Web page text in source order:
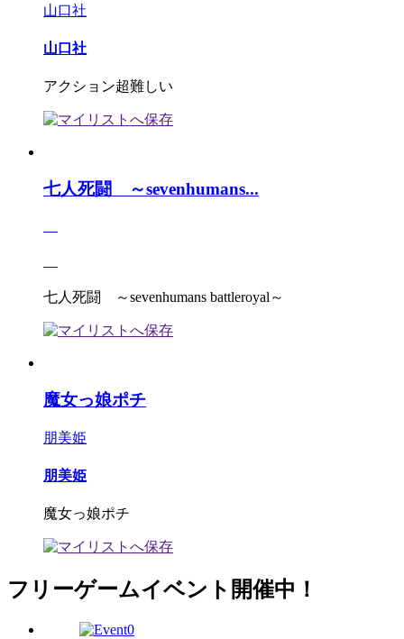
山口社
山口社
アクション超難しい
七人死闘 ～sevenhumans...
七人死闘 ～sevenhumans battleroyal～
魔女っ娘ポチ
朋美姫
朋美姫
魔女っ娘ポチ
フリーゲームイベント開催中！